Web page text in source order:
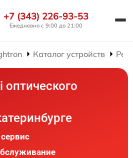
+7 (343) 226-93-53
Ежедневно с 9:00 до 21:00
Каталог устройств
оптического